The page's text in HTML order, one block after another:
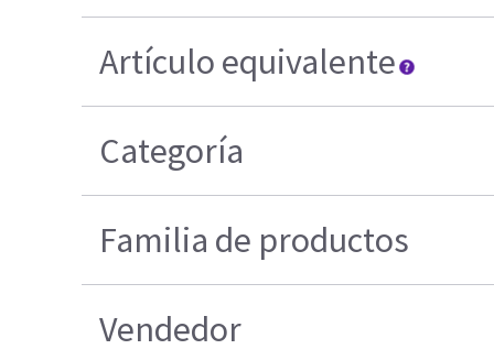
Artículo equivalente
Categoría
Familia de productos
Vendedor